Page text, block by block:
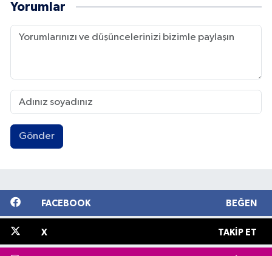
Yorumlar
Gönder
FACEBOOK BEĞEN
X TAKIP ET